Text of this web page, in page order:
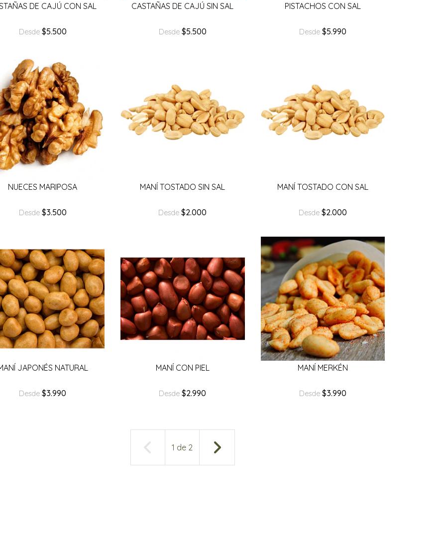
DE CAJÚ CON SAL
Desde $5.500
CASTAÑAS DE CAJÚ SIN SAL
Desde $5.500
PISTACHOS CON SAL
Desde $5.990
NUECES MARIPOSA
Desde $3.500
MANÍ TOSTADO SIN SAL
Desde$2.000
MANÍ TOSTADO CON SAL
Desde $2.000
JAPONÉS NATURAL
Desde$3.990
MANÍ CON PIEL
Desde$2.990
MANÍ MERKÉN
Desde $3.990
1 de 2